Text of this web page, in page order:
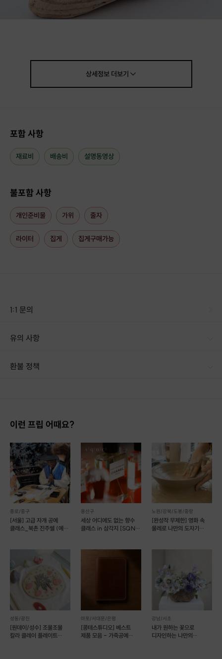
지인 혹은 친구, 연인들을 위한
선물용으로도 좋답니다
보다 쉽게 만들 수 있도록 설명 동영상도 함께 제공해드립니다 :)
상세정보더보기
포함 사항
재료비 배송비 설명동영상
불포함 사항
개인준비물 가위 줄자
라이터 집게 집게구매가능
1:1 문의
유의 사항
환불 정책
이런 프립 어때요?
종로/중구
[서울] 고급 자개 공예
클래스_북촌 진주쉘 (예약
용산구
세상 어디에도 없는 향수
클래스 in 삼각지 [SQNC
노원/강북/도봉/중랑
[완성작 무제한] 영화 속
물레로 나만의 도자기
성동/광진
[원데이/성수] 조물조물
칼라 클레이 플레이트
마포/서대문/은평
[콩테스튜디오] 베스트
제품 모음 - 가죽공예
강남/서초
내가 원하는 꽃으로
디자인하는 나만의